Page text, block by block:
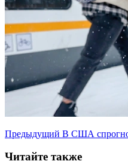
Предыдущий В США
Читайте также